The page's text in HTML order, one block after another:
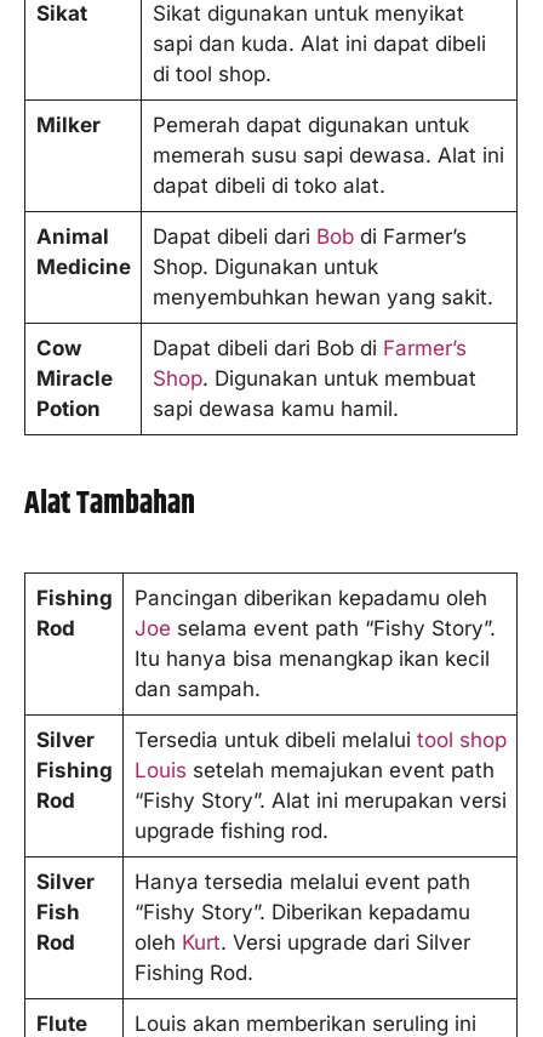
Sikat
Sikat digunakan untuk menyikat
sapi dan kuda. Alat ini dapat dibeli
di tool shop.
Milker
Pemerah dapat digunakan untuk
memerah susu sapi dewasa. Alat ini
dapat dibeli di toko alat.
Animal
Medicine
Dapat dibeli dari Bobdi Farmer’s
Shop. Digunakan untuk
menyembuhkan hewan yang sakit.
Cow
Miracle
Potion
Dapat dibeli dari Bob di Farmer’s
Shop. Digunakan untuk membuat
sapi dewasa kamu hamil.
Alat Tambahan
Fishing
Rod
Pancingan diberikan kepadamu oleh
Joe selama event path “Fishy Story”.
Itu hanya bisa menangkap ikan kecil
dan sampah.
Silver
Fishing
Rod
Tersedia untuk dibeli melalui tool shop
Louis setelah memajukan event path
“Fishy Story”. Alat ini merupakan versi
upgrade fishing rod.
Silver
Fish
Rod
Hanya tersedia melalui event path
“Fishy Story”. Diberikan kepadamu
oleh Kurt. Versi upgrade dari Silver
Fishing Rod.
Flute
Louis akan memberikan seruling ini